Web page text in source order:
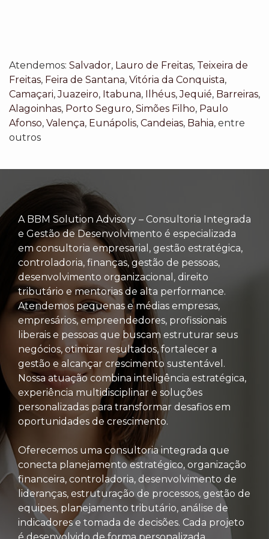
Atendemos: Salvador, Lauro de Freitas, Teixeira de
Freitas, Feira de Santana, Vitória da Conquista,
Camaçari,Juazeiro, Itabuna, Ilhéus,Jequié, Barreiras,
Alagoinhas, Porto Seguro, Simões Filho, Paulo
Afonso, Valença, Eunápolis, Candeias, Bahia, entre
outros
A BBM Solution Advisory – Consultoria Integrada
e Gestão de Desenvolvimento é especializada
em consultoria empresarial, gestão estratégica,
controladoria, finanças, gestão de pessoas,
desenvolvimento organizacional, direito
tributário e mentorias de alta performance.
Atendemos pequenas e médias empresas,
empresários, empreendedores, profissionais
liberais e pessoas que buscam estruturar seus
negócios, otimizar resultados, fortalecer a
gestão e alcançar crescimento sustentável.
Nossa atuação combina inteligência estratégica,
experiência multidisciplinar e soluções
personalizadas para transformar desafios em
oportunidades de crescimento.
Oferecemos uma consultoria integrada que
conecta planejamento estratégico, organização
financeira, controladoria, desenvolvimento de
lideranças, estruturação de processos, gestão de
equipes, planejamento tributário, análise de
indicadores e tomada de decisões. Cada projeto